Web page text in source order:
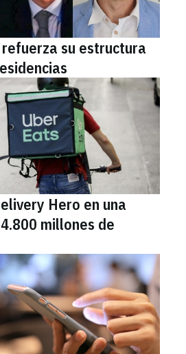
refuerza su estructura
Hero en una
millones de